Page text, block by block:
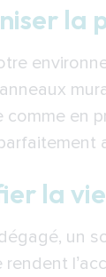
Les aides
Le soutien
rénovation
Moins de
Un
:
la
comme en
la
un
rendent